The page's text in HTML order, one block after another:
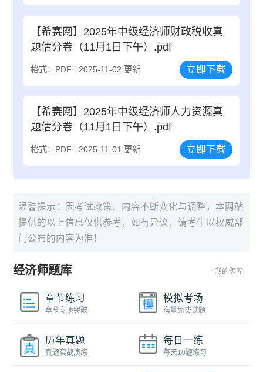
【希赛网】2025年中级经济师财政税收真
题估分卷（11月1日下午）.pdf
格式：PDF 2025-11-02 更新 立即下载
【希赛网】2025年中级经济师人力资源真
题估分卷（11月1日下午）.pdf
格式：PDF 2025-11-01 更新 立即下载
温馨提示：因考试政策、内容不断变化与调整，本网站
提供的以上信息仅供参考，如有异议，请考生以权威部
门公布的内容为准！
经济师题库 我的题库
章节练习
章节专项突破
模拟考场
海量免费试题
历年真题
真题实战演练
每日一练
每天10题练习